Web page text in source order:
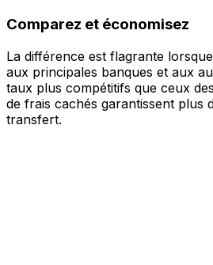
Comparez et économisez
La différence est flagrante
aux principales banques et aux
taux plus compétitifs que ceux
de frais cachés garantissent plus
transfert.